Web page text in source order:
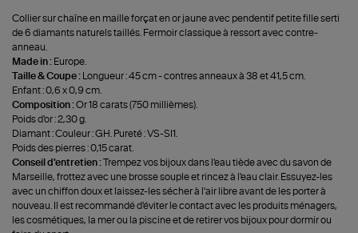
Collier sur chaîne en maille forçat en or jaune avec pendentif petite fille serti
de 6 diamants naturels taillés. Fermoir classique à ressort avec contre-
anneau.
Made in : Europe.
Taille & Coupe : Longueur : 45 cm - contres anneaux à 38 et 41,5 cm.
Enfant : 0,6 x 0,9 cm.
Composition :Or 18 carats (750 millièmes).
Poids d'or : 2,30 g.
Diamant : Couleur : GH. Pureté : VS-SI1.
Poids des pierres : 0,15 carat.
Conseil d'entretien :
Trempez vos bijoux dans l'eau tiède avec du savon de
Marseille, frottez avec une brosse souple et rincez à l'eau clair. Essuyez-les
avec un chiffon doux et laissez-les sécher à l'air libre avant de les porter à
nouveau. Il est recommandé d'éviter le contact avec les produits ménagers,
les cosmétiques, la mer ou la piscine et de retirer vos bijoux pour dormir ou